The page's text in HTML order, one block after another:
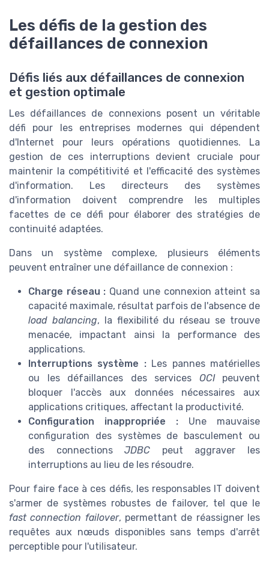
Les défis de la gestion des
défaillances de connexion
Défis liés aux défaillances de connexion
et gestion optimale
Les défaillances de connexions posent un véritable
défi pour les entreprises modernes qui dépendent
d'Internet pour leurs opérations quotidiennes. La
gestion de ces interruptions devient cruciale pour
maintenir la compétitivité et l'efficacité des systèmes
d'information. Les directeurs des systèmes
d'information doivent comprendre les multiples
facettes de ce défi pour élaborer des stratégies de
continuité adaptées.
Dans un système complexe, plusieurs éléments
peuvent entraîner une défaillance de connexion :
Charge réseau : Quand une connexion atteint sa
capacité maximale, résultat parfois de l'absence de
load balancing, la flexibilité du réseau se trouve
menacée, impactant ainsi la performance des
applications.
Interruptions système :Les pannes matérielles
ou les défaillances des services OCIpeuvent
bloquer l'accès aux données nécessaires aux
applications critiques, affectant la productivité.
Configuration inappropriée : Une mauvaise
configuration des systèmes de basculement ou
des connectionsJDBC peut aggraver les
interruptions au lieu de les résoudre.
Pour faire face à ces défis, les responsables IT doivent
s'armer de systèmes robustes de failover, tel que le
fast connection failover, permettant de réassigner les
requêtes aux nœuds disponibles sans temps d'arrêt
perceptible pour l'utilisateur.